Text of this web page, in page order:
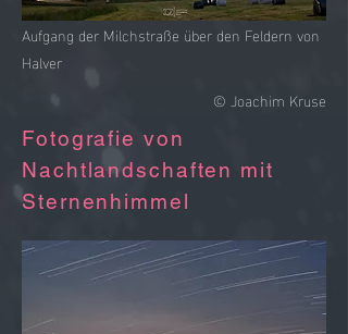
Aufgang der Milchstraße über den Feldern von
Halver
© Joachim Kruse
Fotografie von
Nachtlandschaften mit
Sternenhimmel